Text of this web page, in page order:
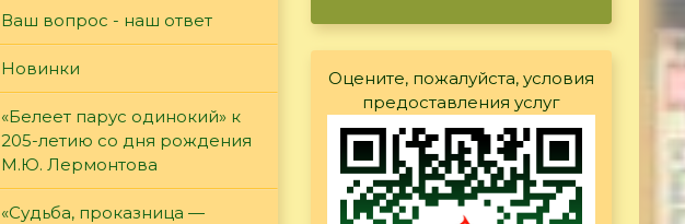
Ваш вопрос - наш ответ
Новинки
«Белеет парус одинокий» к
205-летию со дня рождения
М.Ю. Лермонтова
«Судьба, проказница —
Оцените, пожалуйста, условия
предоставления услуг